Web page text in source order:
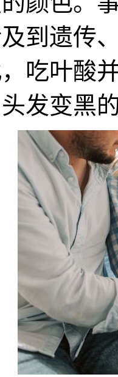
到遗传
吃叶酸
发变黑